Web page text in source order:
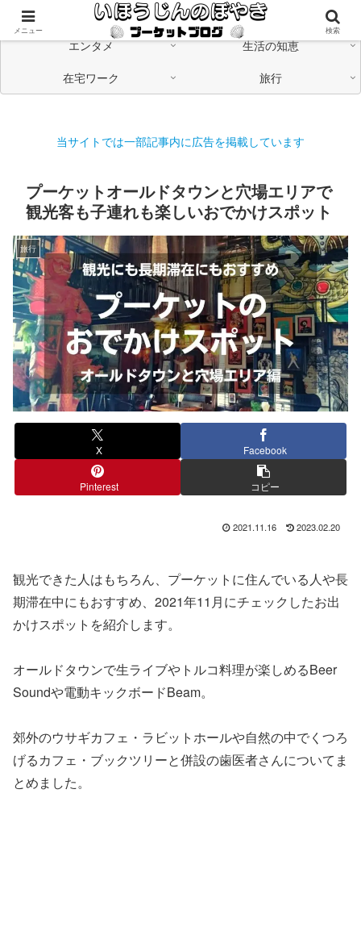
海外在住の日本人が「つながる」情報発信中
エンタメ
生活の知恵
在宅ワーク
旅行
当サイトでは一部記事内に広告を掲載しています
プーケットオールドタウンと穴場エリアで
観光客も子連れも楽しいおでかけスポット
旅行
X Facebook
Pinterest コピー
2021.11.16 2023.02.20
観光できた人はもちろん、プーケットに住んでいる人や長
期滞在中にもおすすめ、2021年11月にチェックしたお出
かけスポットを紹介します。
オールドタウンで生ライブやトルコ料理が楽しめるBeer
Soundや電動キックボードBeam。
郊外のウサギカフェ・ラビットホールや自然の中でくつろ
げるカフェ・ブックツリーと併設の歯医者さんについてま
とめました。
メニュー 検索